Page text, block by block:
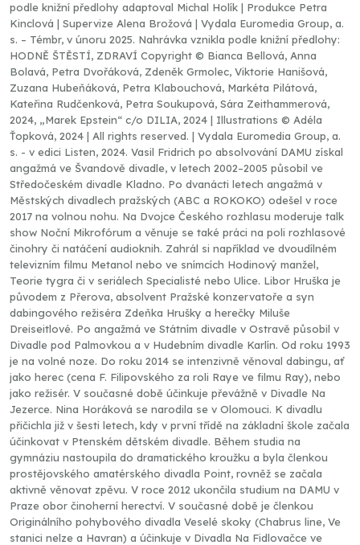
podle knižní předlohy adaptoval Michal Holík | Produkce Petra
Kinclová | Supervize Alena Brožová | Vydala Euromedia Group, a.
s. – Témbr, v únoru 2025. Nahrávka vznikla podle knižní předlohy:
HODNĚ ŠTĚSTÍ, ZDRAVÍ Copyright © Bianca Bellová, Anna
Bolavá, Petra Dvořáková, Zdeněk Grmolec, Viktorie Hanišová,
Zuzana Hubeňáková, Petra Klabouchová, Markéta Pilátová,
Kateřina Rudčenková, Petra Soukupová, Sára Zeithammerová,
2024, „Marek Epstein“ c/o DILIA, 2024 | Illustrations © Adéla
Ťopková, 2024 | All rights reserved. | Vydala Euromedia Group, a.
s. - v edici Listen, 2024. Vasil Fridrich po absolvování DAMU získal
angažmá ve Švandově divadle, v letech 2002–2005 působil ve
Středočeském divadle Kladno. Po dvanácti letech angažmá v
Městských divadlech pražských (ABC a ROKOKO) odešel v roce
2017 na volnou nohu. Na Dvojce Českého rozhlasu moderuje talk
show Noční Mikrofórum a věnuje se také práci na poli rozhlasové
činohry či natáčení audioknih. Zahrál si například ve dvoudílném
televizním filmu Metanol nebo ve snímcích Hodinový manžel,
Teorie tygra či v seriálech Specialisté nebo Ulice. Libor Hruška je
původem z Přerova, absolvent Pražské konzervatoře a syn
dabingového režiséra Zdeňka Hrušky a herečky Miluše
Dreiseitlové. Po angažmá ve Státním divadle v Ostravě působil v
Divadle pod Palmovkou a v Hudebním divadle Karlín. Od roku 1993
je na volné noze. Do roku 2014 se intenzivně věnoval dabingu, ať
jako herec (cena F. Filipovského za roli Raye ve filmu Ray), nebo
jako režisér. V současné době účinkuje převážně v Divadle Na
Jezerce. Nina Horáková se narodila se v Olomouci. K divadlu
přičichla již v šesti letech, kdy v první třídě na základní škole začala
účinkovat v Ptenském dětském divadle. Během studia na
gymnáziu nastoupila do dramatického kroužku a byla členkou
prostějovského amatérského divadla Point, rovněž se začala
aktivně věnovat zpěvu. V roce 2012 ukončila studium na DAMU v
Praze obor činoherní herectví. V současné době je členkou
Originálního pohybového divadla Veselé skoky (Chabrus line, Ve
stanici nelze a Havran) a účinkuje v Divadla Na Fidlovačce ve